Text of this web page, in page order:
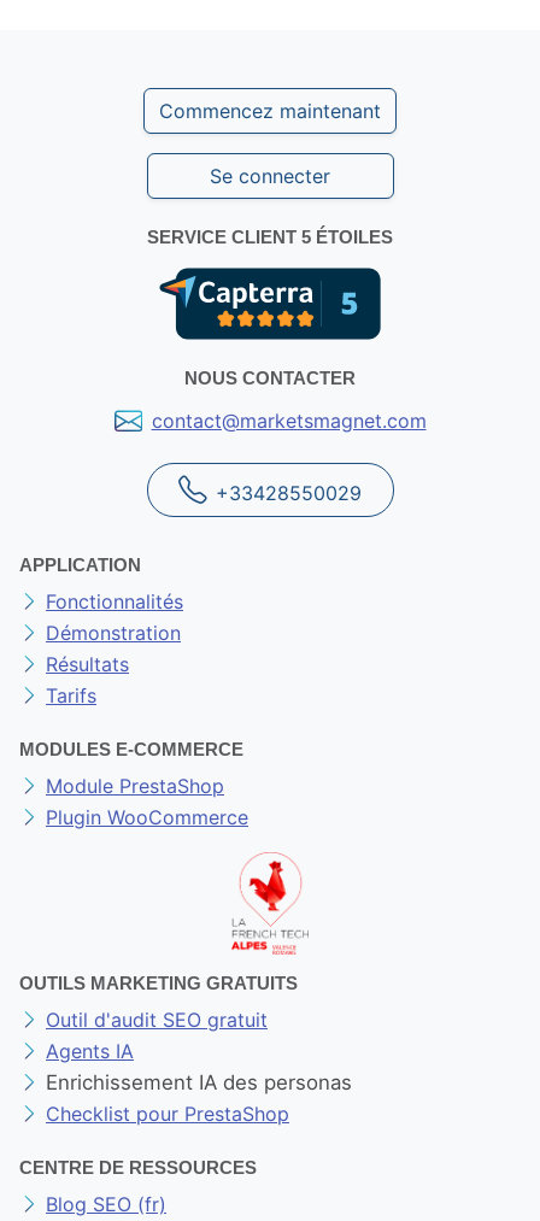
Commencez maintenant
Se connecter
SERVICE CLIENT 5 ÉTOILES
NOUS CONTACTER
contact@marketsmagnet.com
+33428550029
APPLICATION
Fonctionnalités
Démonstration
Résultats
Tarifs
MODULES E-COMMERCE
Module PrestaShop
Plugin WooCommerce
OUTILS MARKETING GRATUITS
Outil d'audit SEO gratuit
Agents IA
Enrichissement IA des personas
Checklist pour PrestaShop
CENTRE DE RESSOURCES
Blog SEO (fr)